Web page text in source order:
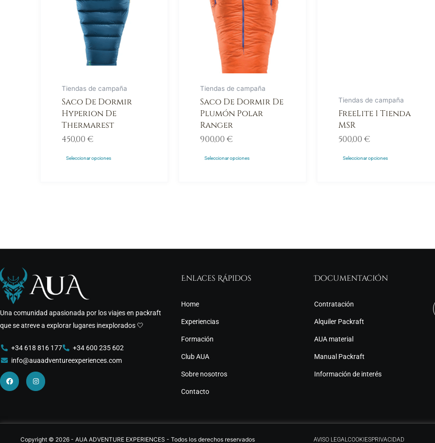
Tiendas de campaña
Saco De Dormir
Hyperion De
Thermarest
450,00€
Seleccionar opciones
variantes.
opciones
pueden
página
de
Tiendas de campaña
Saco De Dormir De
Plumón Polar
Ranger
900,00€
Seleccionar opciones
variantes.
opciones
pueden
página
de
Tiendas de campaña
FreeLite 1 Tienda
MSR
500,00€
Seleccionar opciones
de
Una comunidad apasionada por los viajes en packraft
que se atreve a explorar lugares inexplorados 🤍
+34 618 816 177
+34 600 235 602
info@auaadventureexperiences.com
Enlaces Rápidos
Home
Experiencias
Formación
Club AUA
Sobre nosotros
Contacto
Documentación
Contratación
Alquiler Packraft
AUA material
Manual Packraft
Información de interés
Copyright © 2026 -AUA ADVENTURE EXPERIENCES - Todos los derechos reservados AVISO LEGALCOOKIESPRIVACIDAD